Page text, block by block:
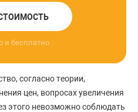
и бесплатно
согласно теории,
цен, вопросах увеличения
этого невозможно соблюдать